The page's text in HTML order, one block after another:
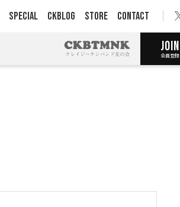
SPECIAL CKBLOG STORE CONTACT
JOIN
会員登録